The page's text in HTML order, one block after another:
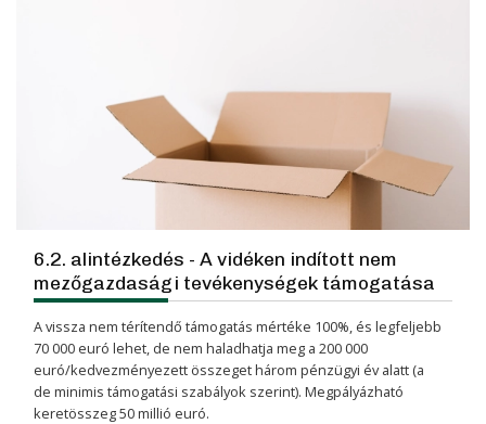
6.2. alintézkedés - A vidéken indított nem
mezőgazdasági tevékenységek támogatása
A vissza nem térítendő támogatás mértéke 100%, és legfeljebb
70 000 euró lehet, de nem haladhatja meg a 200 000
euró/kedvezményezett összeget három pénzügyi év alatt (a
de minimis támogatási szabályok szerint). Megpályázható
keretösszeg 50 millió euró.